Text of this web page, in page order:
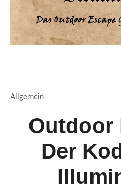
Allgemein
Outdoor
Der